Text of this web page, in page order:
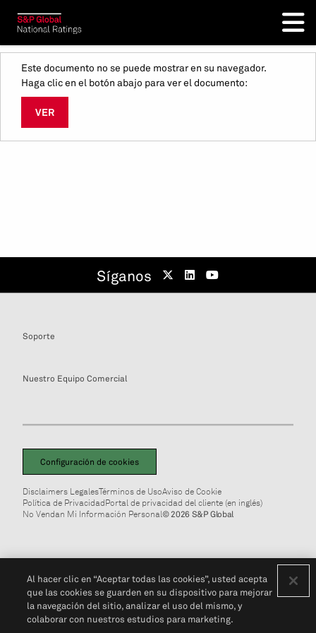
Este documento no se puede mostrar en su navegador.
Haga clic en el botón abajo para ver el documento:
VER
Síganos
Soporte
Nuestro Equipo Comercial
Configuración de cookies
Disclaimers LegalesTérminos de UsoAviso de Cookie
Política de PrivacidadPortal de privacidad del cliente (en inglés)
No Vendan Mi Información Personal© 2026 S&P Global
Al hacer clic en “Aceptar todas las cookies”, usted acepta
que las cookies se guarden en su dispositivo para mejorar
la navegación del sitio, analizar el uso del mismo, y
colaborar con nuestros estudios para marketing.